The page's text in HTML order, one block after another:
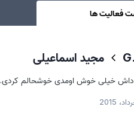
فعالیت ها
مجید اسماعیلی
خیلی خوش اومدی خوشحالم کردی.